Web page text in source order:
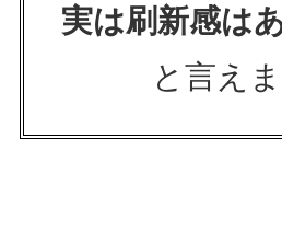
実は刷新感は
と言え